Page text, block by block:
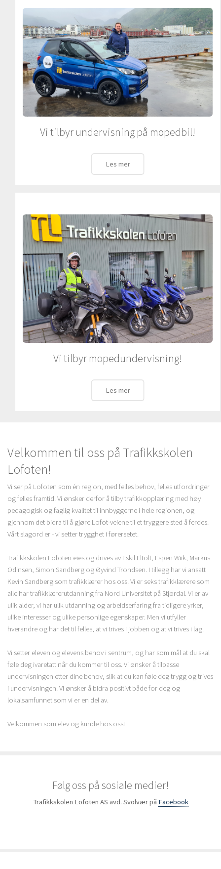
Vi tilbyr undervisning på mopedbil!
Les mer
Vi tilbyr mopedundervisning!
Les mer
Velkommen til oss på Trafikkskolen
Lofoten!
Vi ser på Lofoten som én region, med felles behov, felles utfordringer
og felles framtid. Vi ønsker derfor å tilby trafikkopplæring med høy
pedagogisk og faglig kvalitet til innbyggerne i hele regionen, og
gjennom det bidra til å gjøre Lofot-veiene til et tryggere sted å ferdes.
Vårt slagord er - vi setter trygghet i førersetet.
Trafikkskolen Lofoten eies og drives av Eskil Eltoft, Espen Wiik, Markus
Odinsen, Simon Sandberg og Øyvind Trondsen. I tillegg har vi ansatt
Kevin Sandberg som trafikklærer hos oss. Vi er seks trafikklærere som
alle har trafikklærerutdanning fra Nord Universitet på Stjørdal. Vi er av
ulik alder, vi har ulik utdanning og arbeidserfaring fra tidligere yrker,
ulike interesser og ulike personlige egenskaper. Men vi utfyller
hverandre og har det til felles, at vi trives i jobben og at vi trives i lag.
Vi setter eleven og elevens behov i sentrum, og har som mål at du skal
føle deg ivaretatt når du kommer til oss. Vi ønsker å tilpasse
undervisningen etter dine behov, slik at du kan føle deg trygg og trives
i undervisningen. Vi ønsker å bidra positivt både for deg og
lokalsamfunnet som vi er en del av.
Velkommen som elev og kunde hos oss!
Følg oss på sosiale medier!
Trafikkskolen Lofoten AS avd. Svolvær på Facebook